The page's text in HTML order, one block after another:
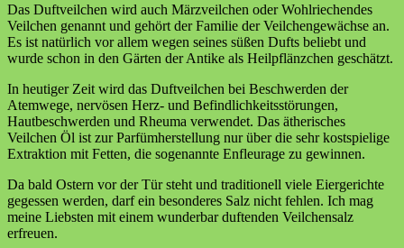
Das Duftveilchen wird auch Märzveilchen oder Wohlriechendes
Veilchen genannt und gehört der Familie der Veilchengewächse an.
Es ist natürlich vor allem wegen seines süßen Dufts beliebt und
wurde schon in den Gärten der Antike als Heilpflänzchen geschätzt.
In heutiger Zeit wird das Duftveilchen bei Beschwerden der
Atemwege, nervösen Herz- und Befindlichkeitsstörungen,
Hautbeschwerden und Rheuma verwendet. Das ätherisches
Veilchen Öl ist zur Parfümherstellung nur über die sehr kostspielige
Extraktion mit Fetten, die sogenannte Enfleurage zu gewinnen.
Da bald Ostern vor der Tür steht und traditionell viele Eiergerichte
gegessen werden, darf ein besonderes Salz nicht fehlen. Ich mag
meine Liebsten mit einem wunderbar duftenden Veilchensalz
erfreuen.